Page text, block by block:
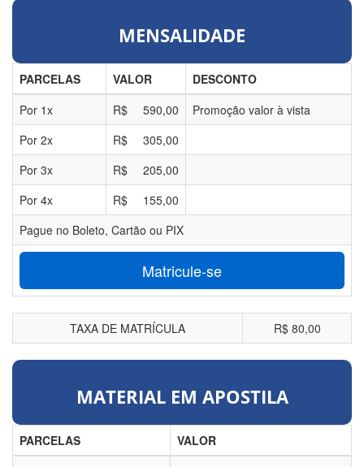
MENSALIDADE
PARCELAS VALOR
DESCONTO
Por 1x R$ 590,00
Promoção valor à vista
Por 2x R$
305,00
Por 3x R$
205,00
Por 4x R$
155,00
Pague no Boleto, Cartão ou PIX
Matricule-se
TAXA DE MATRÍCULA R$ 80,00
MATERIAL EM APOSTILA
PARCELAS
VALOR